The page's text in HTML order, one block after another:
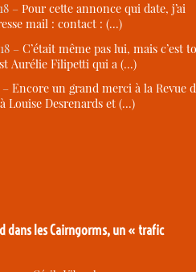
– Pour cette annonce qui date, j’ai
mail : contact : (…)
– C’était même pas lui, mais c’est
Aurélie Filipetti qui a (…)
– Encore un grand merci à la Revue
Louise Desrenards et (…)
dans les Cairngorms, un « trafic